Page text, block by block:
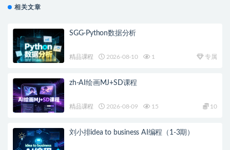
相关文章
SGG-Python数据分析
精品课程 2026-08-10 1 专属
zh-AI绘画MJ+SD课程
精品课程 2026-08-09 15 10
刘小排idea to business AI编程（1-3期）